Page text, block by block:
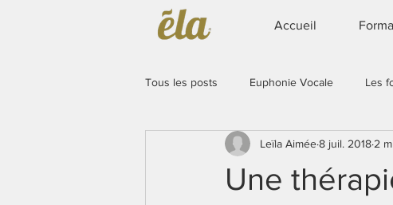
Accueil
Tous les posts Euphonie Vocale Les
Newsletter Témoignages
Une
Leïla Aimée8 juil. 2018 2